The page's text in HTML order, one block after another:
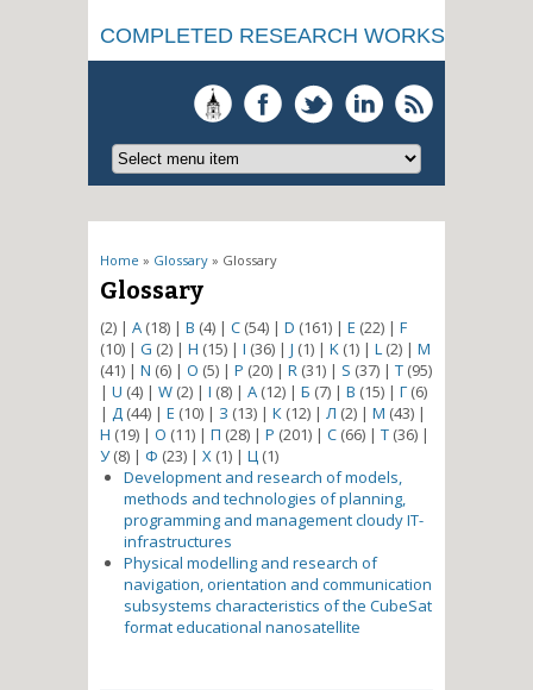
COMPLETED RESEARCH WORKS
You are here
Home » Glossary » Glossary
Glossary
(2) | A (18) | B (4) | C (54) | D (161) | E (22) | F
(10) | G (2) | H (15) | I (36) | J (1) | K (1) | L (2) | M
(41) | N (6) | O (5) | P (20) | R (31) | S (37) | T (95)
| U (4) | W (2) | І (8) | А (12) | Б (7) | В (15) | Г (6)
| Д (44) | Е (10) | З (13) | К (12) | Л (2) | М (43) |
Н (19) | О (11) | П (28) | Р (201) | С (66) | Т (36) |
У(8) | Ф (23) | Х (1) | Ц (1)
Development and research of models,
methods and technologies of planning,
programming and management cloudy IT-
infrastructures
Physical modelling and research of
navigation, orientation and communication
subsystems characteristics of the CubeSat
format educational nanosatellite